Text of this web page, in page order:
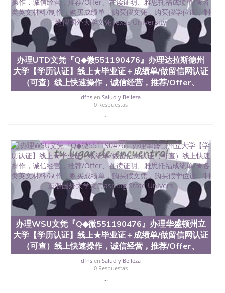
办理UTD文凭『Q◆微551190476』办理达拉斯德州
大学【学历认证】线上★毕业证＋成绩单/做留信网认证
（可查）线上快速操作，诚信经营，推荐/Offer、
dfnsen Salud y Belleza
0 Respuestas
...
办理WSU文凭『Q◆微551190476』办理华盛顿州立
大学【学历认证】线上★毕业证＋成绩单/做留信网认证
（可查）线上快速操作，诚信经营，推荐/Offer、
dfnsen Salud y Belleza
0 Respuestas
...